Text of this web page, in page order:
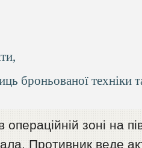
броньованої техніки
операційній зоні на
Противник веде